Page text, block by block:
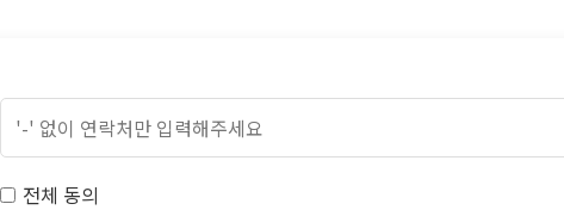
전체 동의